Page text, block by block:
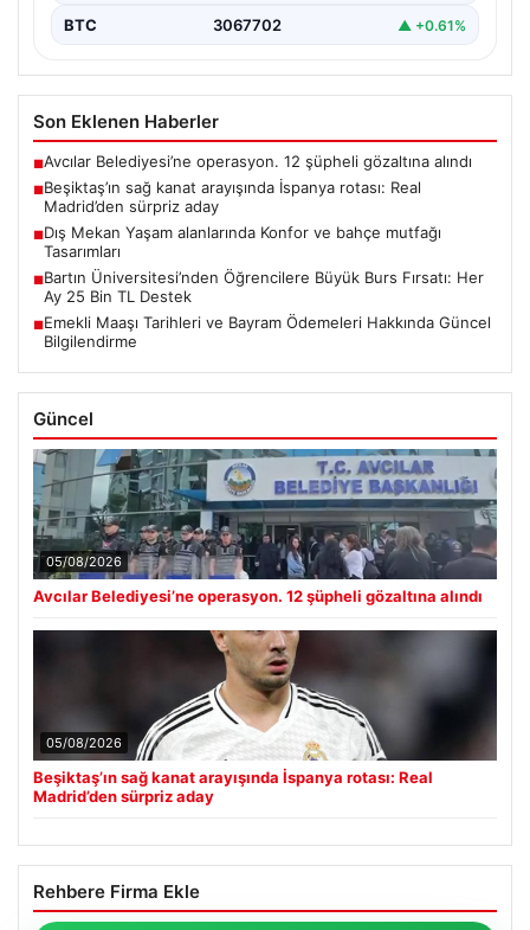
BTC 3067702 ▲ +0.61%
Son Eklenen Haberler
■Avcılar Belediyesi’ne operasyon. 12 şüpheli gözaltına alındı
■Beşiktaş’ın sağ kanat arayışında İspanya rotası: Real
Madrid’den sürpriz aday
■Dış Mekan Yaşam alanlarında Konfor ve bahçe mutfağı
Tasarımları
■Bartın Üniversitesi’nden Öğrencilere Büyük Burs Fırsatı: Her
Ay 25 Bin TL Destek
■Emekli Maaşı Tarihleri ve Bayram Ödemeleri Hakkında Güncel
Bilgilendirme
Güncel
05/08/2026
Avcılar Belediyesi’ne operasyon. 12 şüpheli gözaltına alındı
05/08/2026
Beşiktaş’ın sağ kanat arayışında İspanya rotası: Real
Madrid’den sürpriz aday
Rehbere Firma Ekle